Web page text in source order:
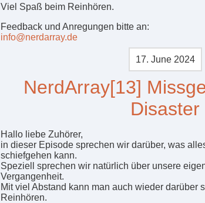
Viel Spaß beim Reinhören.
Feedback und Anregungen bitte an:
info@nerdarray.de
17. June 2024
NerdArray[13]
Disaster
Hallo liebe Zuhörer,
in dieser Episode sprechen wir darüber, was
schiefgehen kann.
Speziell sprechen wir natürlich über unsere
Vergangenheit.
Mit viel Abstand kann man auch wieder darüber
Reinhören.